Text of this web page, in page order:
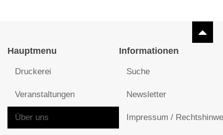
Hauptmenu
Druckerei
Veranstaltungen
Über uns
Informationen
Suche
Newsletter
Impressum /